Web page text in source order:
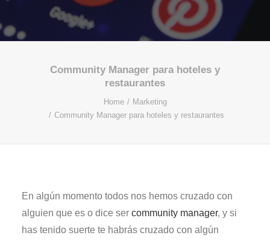
Community Manager para hoteles y
restaurantes
Home
Marketing
Community Manager para hoteles y restaurantes
En algún momento todos nos hemos cruzado con
alguien que es o dice ser community manager, y si
has tenido suerte te habrás cruzado con algún